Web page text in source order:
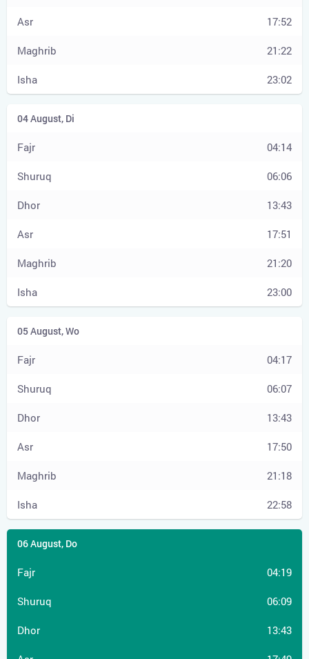
17:52
21:22
23:02
04:14
06:06
13:43
17:51
21:20
23:00
04:17
06:07
13:43
17:50
21:18
22:58
04:19
06:09
13:43